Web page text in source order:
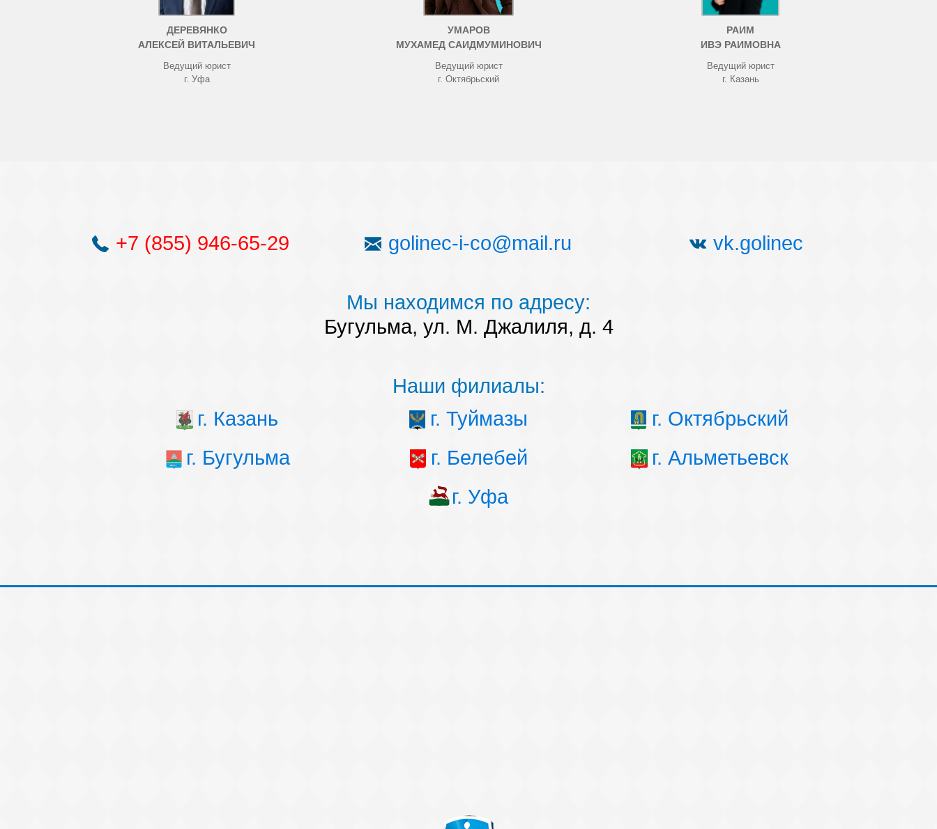
ДЕРЕВЯНКО
АЛЕКСЕЙ ВИТАЛЬЕВИЧ
Ведущий юрист
г. Уфа
УМАРОВ
МУХАМЕД САИДМУМИНОВИЧ
Ведущий юрист
г. Октябрьский
РАИМ
ИВЭ РАИМОВНА
Ведущий юрист
г. Казань
+7 (855) 946-65-29 golinec-i-co@mail.ru vk.golinec
Мы находимся по адресу:
Бугульма, ул. М. Джалиля, д. 4
Наши филиалы:
г. Казань
г. Туймазы
г. Октябрьский
г. Бугульма
г. Белебей
г. Альметьевск
г. Уфа